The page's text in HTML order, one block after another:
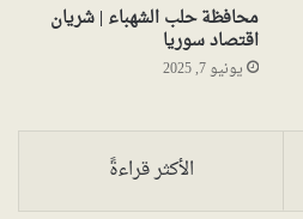
محافظة حلب الشهباء | شريان
اقتصاد سوريا
يونيو 7, 2025
الأكثر قراءةً